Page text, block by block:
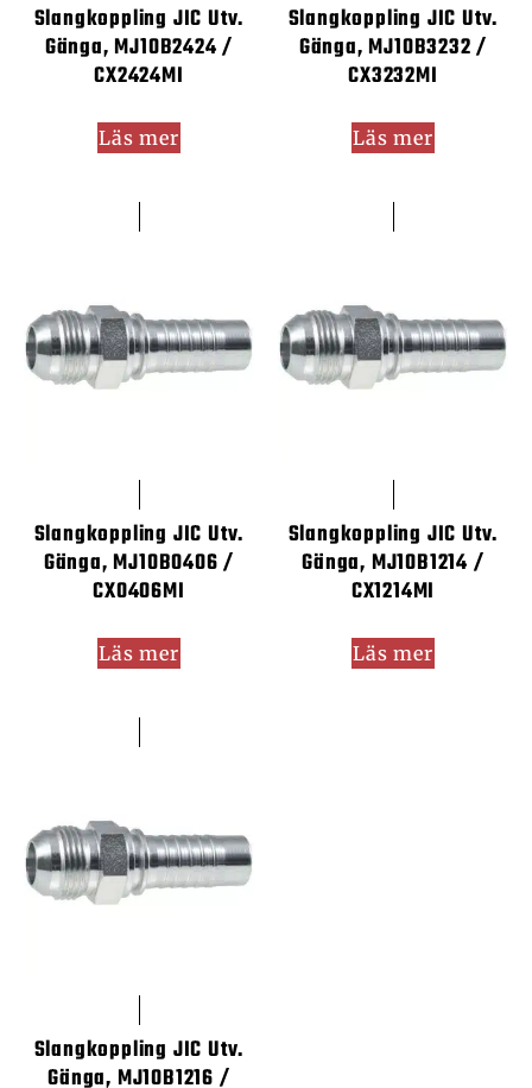
Slangkoppling JIC Utv.
Gänga, MJ10B2424 /
CX2424MI
Läs mer
Slangkoppling JIC Utv.
Gänga, MJ10B3232 /
CX3232MI
Läs mer
Slangkoppling JIC Utv.
Gänga, MJ10B0406 /
CX0406MI
Läs mer
Slangkoppling JIC Utv.
Gänga, MJ10B1214 /
CX1214MI
Läs mer
Slangkoppling JIC Utv.
Gänga, MJ10B1216 /